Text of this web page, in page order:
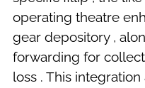
operating theatre
gear depository ,
forwarding for
loss . This